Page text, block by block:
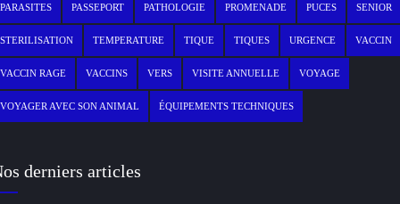
PARASITES PASSEPORT PATHOLOGIE PROMENADE PUCES SENIOR
STERILISATION TEMPERATURE TIQUE TIQUES URGENCE VACCIN
VACCIN RAGE VACCINS VERS VISITE ANNUELLE VOYAGE
VOYAGER AVEC SON ANIMAL ÉQUIPEMENTS TECHNIQUES
derniers articles